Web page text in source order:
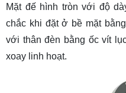
Mặt đế hình tròn với độ
chắc khi đặt ở bề mặt
với thân đèn bằng ốc vít
xoay linh hoạt.